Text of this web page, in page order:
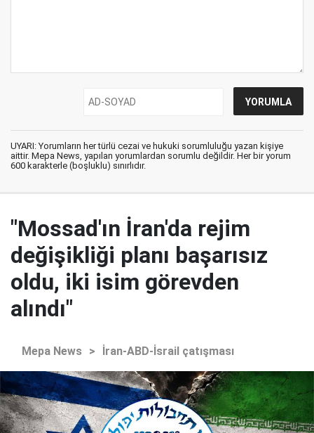
UYARI: Yorumların her türlü cezai ve hukuki sorumluluğu yazan kişiye
aittir. Mepa News, yapılan yorumlardan sorumlu değildir. Her bir yorum
600 karakterle (boşluklu) sınırlıdır.
"Mossad'ın İran'da rejim
değişikliği planı başarısız
oldu, iki isim görevden
alındı"
Mepa News > İran-ABD-İsrail çatışması